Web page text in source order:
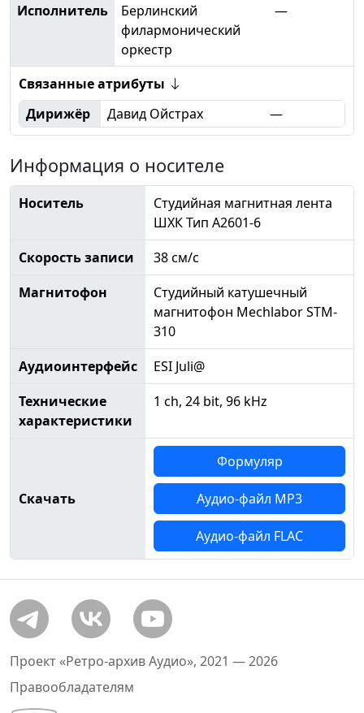
Исполнитель
Берлинский
филармонический
оркестр
—
Связанные атрибуты
Дирижёр
Давид Ойстрах —
Информация о носителе
Носитель
Студийная магнитная лента
ШХК Тип А2601-6
Скорость записи
38 см/с
Магнитофон
Студийный катушечный
магнитофон Mechlabor STM-
310
Аудиоинтерфейс
ESI Juli@
Технические
характеристики
1 ch, 24 bit, 96 kHz
Скачать
Формуляр
Аудио-файл MP3
Аудио-файл FLAC
Проект «Ретро-архив Аудио», 2021 — 2026
Правообладателям